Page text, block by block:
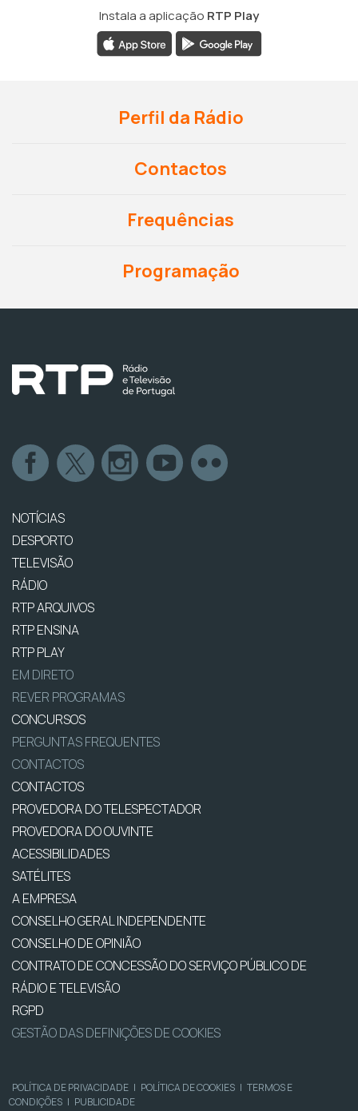
Instala a aplicação RTP Play
Perfil da Rádio
Contactos
Frequências
Programação
NOTÍCIAS
DESPORTO
TELEVISÃO
RÁDIO
RTP ARQUIVOS
RTP ENSINA
RTP PLAY
EM DIRETO
REVER PROGRAMAS
CONCURSOS
PERGUNTAS FREQUENTES
CONTACTOS
CONTACTOS
PROVEDORA DO TELESPECTADOR
PROVEDORA DO OUVINTE
ACESSIBILIDADES
SATÉLITES
A EMPRESA
CONSELHO GERAL INDEPENDENTE
CONSELHO DE OPINIÃO
CONTRATO DE CONCESSÃO DO SERVIÇO PÚBLICO DE
RÁDIO E TELEVISÃO
RGPD
GESTÃO DAS DEFINIÇÕES DE COOKIES
POLÍTICA DE PRIVACIDADE | POLÍTICA DE COOKIES | TERMOS E
CONDIÇÕES | PUBLICIDADE